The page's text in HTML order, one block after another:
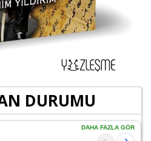
DURUMU
DAHA FAZLA GÖR